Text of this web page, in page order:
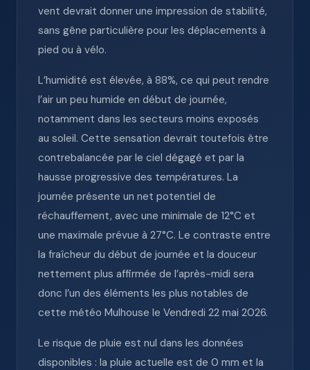
vent devrait donner une impression de stabilité,
sans gêne particulière pour les déplacements à
pied ou à vélo.
L’humidité est élevée, à 88%, ce qui peut rendre
l’air un peu humide en début de journée,
notamment dans les secteurs moins exposés
au soleil. Cette sensation devrait toutefois être
contrebalancée par le ciel dégagé et par la
hausse progressive des températures. La
journée présente un net potentiel de
réchauffement, avec une minimale de 12°C et
une maximale prévue à 27°C. Le contraste entre
la fraîcheur du début de journée et la douceur
nettement plus affirmée de l’après-midi sera
donc l’un des éléments les plus notables de
cette météo Mulhouse le Vendredi 22 mai 2026.
Le risque de pluie est nul dans les données
disponibles : la pluie actuelle est de 0 mm et la